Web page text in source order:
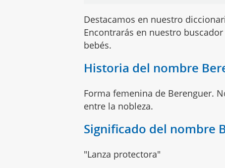
Destacamos en nuestro
Encontrarás en nuestro
bebés.
Historia del nombre
Forma femenina de Berenguer.
entre la nobleza.
Significado del nombre
"Lanza protectora"